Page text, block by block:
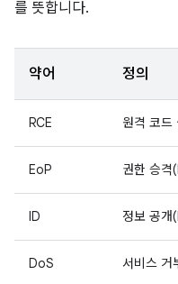
를 뜻합니다.
약어 정의
RCE 원격 코
EoP 권한 승
ID 정보 공
DoS 서비스